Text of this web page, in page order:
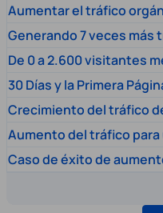
Aumentar el tráfico
Generando 7 veces más
De 0 a 2.600 visitantes
30 Días y la Primera
Crecimiento del tráfico
Aumento del tráfico
Caso de éxito de